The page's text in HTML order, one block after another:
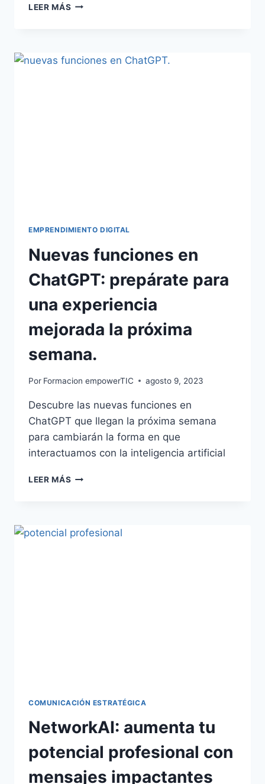
LEER MÁS
EMPRENDIMIENTO DIGITAL
Nuevas funciones en
ChatGPT: prepárate para
una experiencia
mejorada la próxima
semana.
Por Formacion empowerTIC agosto 9, 2023
Descubre las nuevas funciones en
ChatGPT que llegan la próxima semana
para cambiarán la forma en que
interactuamos con la inteligencia artificial
LEER MÁS
COMUNICACIÓN ESTRATÉGICA
NetworkAI: aumenta tu
potencial profesional con
mensajes impactantes